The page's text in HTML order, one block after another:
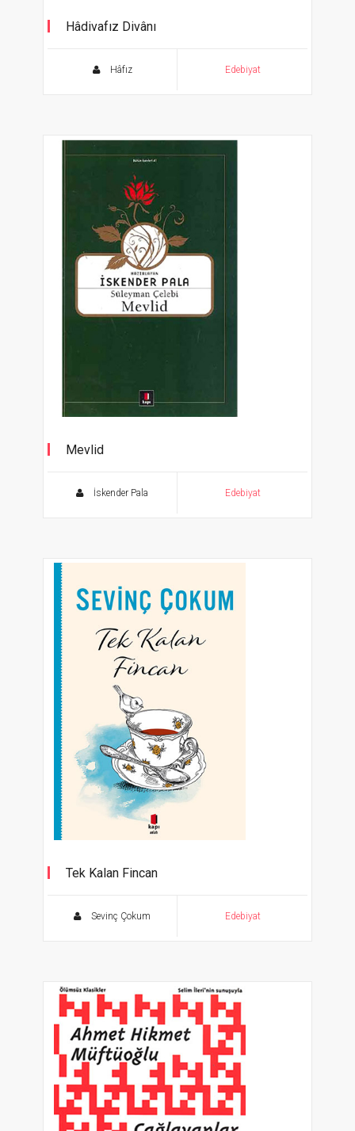
Hâdivafız Divânı
Hâfız Edebiyat
Mevlid
İskender Pala Edebiyat
Tek Kalan Fincan
Sevinç Çokum Edebiyat